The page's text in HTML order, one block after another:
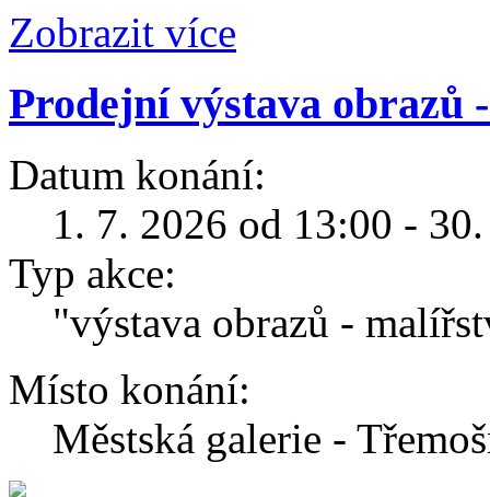
Zobrazit více
Prodejní výstava obrazů
Datum konání:
1. 7. 2026 od 13:00 -
Typ akce:
"výstava obrazů -
Místo konání:
Městská galerie -